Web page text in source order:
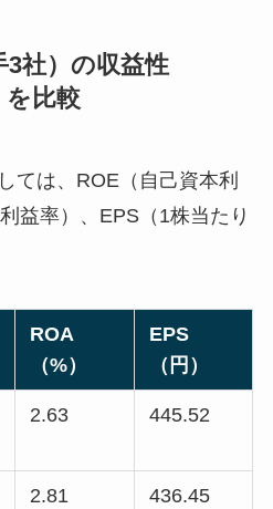
3社）の収益性
を比較
ては、ROE（自己資本利
益率）、EPS（1株当たり
ROA
（%）
EPS
（円）
2.63 445.52
2.81 436.45